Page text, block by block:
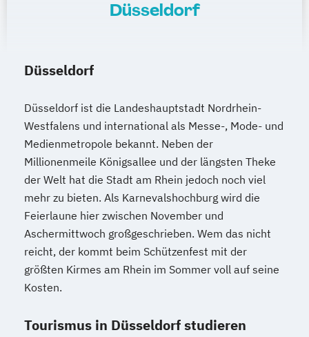
Düsseldorf
Düsseldorf
Düsseldorf ist die Landeshauptstadt Nordrhein-
Westfalens und international als Messe-, Mode- und
Medienmetropole bekannt. Neben der
Millionenmeile Königsallee und der längsten Theke
der Welt hat die Stadt am Rhein jedoch noch viel
mehr zu bieten. Als Karnevalshochburg wird die
Feierlaune hier zwischen November und
Aschermittwoch großgeschrieben. Wem das nicht
reicht, der kommt beim Schützenfest mit der
größten Kirmes am Rhein im Sommer voll auf seine
Kosten.
Tourismus in Düsseldorf studieren